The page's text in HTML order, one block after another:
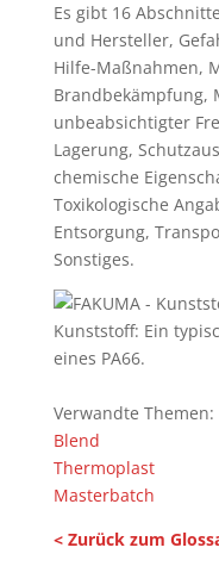
Es gibt 16
und Hersteller,
Hilfe-Maßnahmen,
Brandbekämpfung,
unbeabsichtigter
Lagerung,
chemische
Toxikologische
Entsorgung,
Sonstiges.
Kunststoff: Ein
eines PA66.
Verwandte Themen:
Blend
Thermoplast
Masterbatch
< Zurück zum